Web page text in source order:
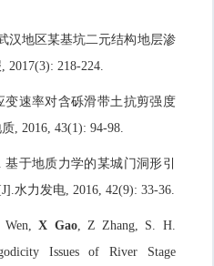
汉地区某基坑二元结构地层渗
, 2017(3): 218-224.
变速率对含砾滑带土抗剪强度
, 2016, 43(1): 94-98.
于地质力学的某城门洞形引
[J].水力发电, 2016, 42(9): 33-36.
Wen,X Gao, Z Zhang, S. H.
Issues of River Stage